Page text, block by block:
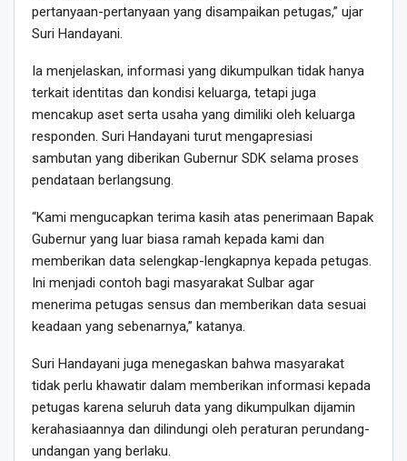
pertanyaan-pertanyaan yang disampaikan petugas,” ujar
Suri Handayani.
Ia menjelaskan, informasi yang dikumpulkan tidak hanya
terkait identitas dan kondisi keluarga, tetapi juga
mencakup aset serta usaha yang dimiliki oleh keluarga
responden. Suri Handayani turut mengapresiasi
sambutan yang diberikan Gubernur SDK selama proses
pendataan berlangsung.
“Kami mengucapkan terima kasih atas penerimaan Bapak
Gubernur yang luar biasa ramah kepada kami dan
memberikan data selengkap-lengkapnya kepada petugas.
Ini menjadi contoh bagi masyarakat Sulbar agar
menerima petugas sensus dan memberikan data sesuai
keadaan yang sebenarnya,” katanya.
Suri Handayani juga menegaskan bahwa masyarakat
tidak perlu khawatir dalam memberikan informasi kepada
petugas karena seluruh data yang dikumpulkan dijamin
kerahasiaannya dan dilindungi oleh peraturan perundang-
undangan yang berlaku.